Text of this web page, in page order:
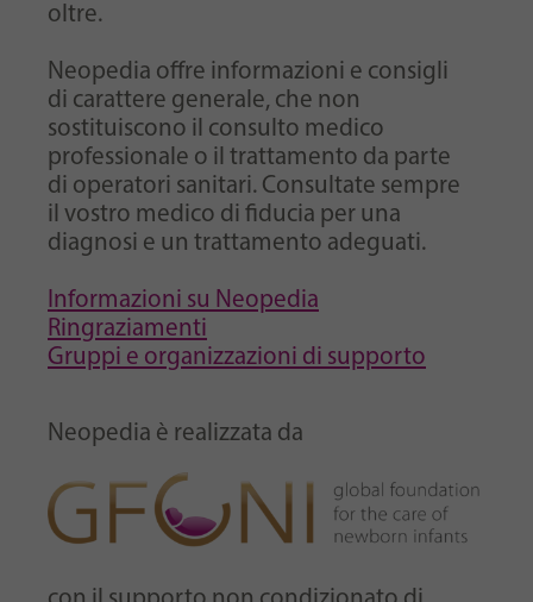
oltre.
Neopedia offre informazioni e consigli
di carattere generale, che non
sostituiscono il consulto medico
professionale o il trattamento da parte
di operatori sanitari. Consultate sempre
il vostro medico di fiducia per una
diagnosi e un trattamento adeguati.
Informazioni su Neopedia
Ringraziamenti
Gruppi e organizzazioni di supporto
Neopedia è realizzata da